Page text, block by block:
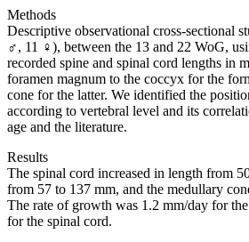
Methods
Descriptive observational cross-sectional
♂, 11 ♀), between the 13 and 22 WoG,
recorded spine and spinal cord lengths in
foramen magnum to the coccyx for the
cone for the latter. We identified the
according to vertebral level and its
age and the literature.
Results
The spinal cord increased in length from
from 57 to 137 mm, and the medullary
The rate of growth was 1.2 mm/day for
for the spinal cord.